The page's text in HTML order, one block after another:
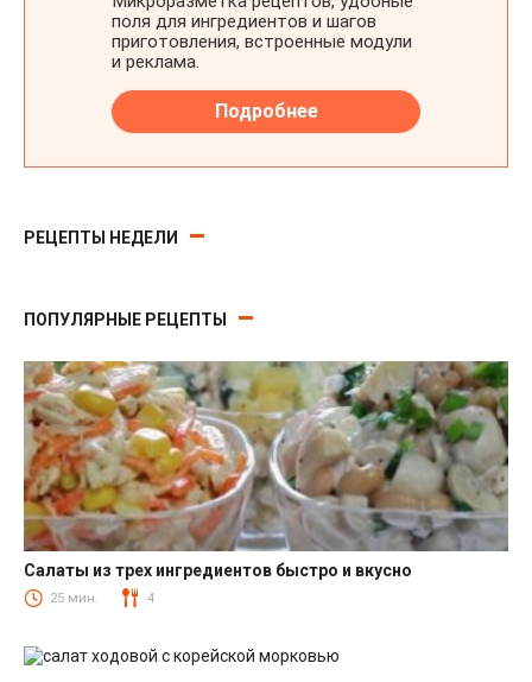
РЕЦЕПТЫ НЕДЕЛИ
ПОПУЛЯРНЫЕ РЕЦЕПТЫ
Салаты
Салаты из трех ингредиентов быстро и вкусно
25 мин. 4